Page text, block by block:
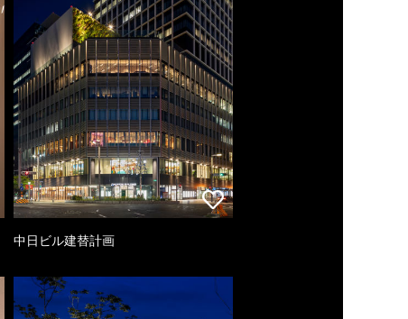
中日ビル建替計画